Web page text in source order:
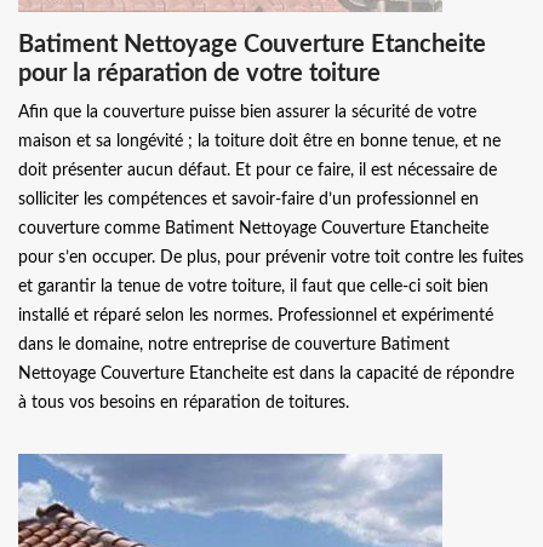
Batiment Nettoyage Couverture Etancheite
pour la réparation de votre toiture
Afin que la couverture puisse bien assurer la sécurité de votre
maison et sa longévité ; la toiture doit être en bonne tenue, et ne
doit présenter aucun défaut. Et pour ce faire, il est nécessaire de
solliciter les compétences et savoir-faire d’un professionnel en
couverture comme Batiment Nettoyage Couverture Etancheite
pour s’en occuper. De plus, pour prévenir votre toit contre les fuites
et garantir la tenue de votre toiture, il faut que celle-ci soit bien
installé et réparé selon les normes. Professionnel et expérimenté
dans le domaine, notre entreprise de couverture Batiment
Nettoyage Couverture Etancheite est dans la capacité de répondre
à tous vos besoins en réparation de toitures.